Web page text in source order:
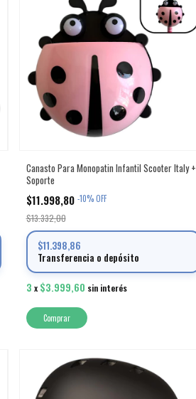
Canasto Para Monopatin Infantil Scooter Italy +
Soporte
$11.998,80 -10%OFF
$13.332,00
$11.398,86
Transferencia o depósito
3 x $3.999,60 sin interés
Comprar